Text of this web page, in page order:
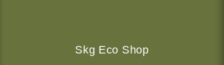
Skg Eco Shop